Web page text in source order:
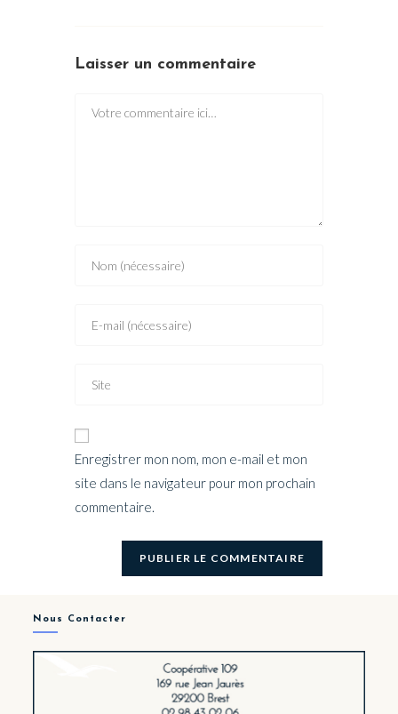
Laisser un commentaire
Enregistrer mon nom, mon e-mail et mon
site dans le navigateur pour mon prochain
commentaire.
Nous Contacter